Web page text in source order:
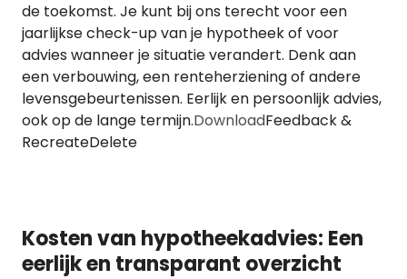
de toekomst. Je kunt bij ons terecht voor een
jaarlijkse check-up van je hypotheek of voor
advies wanneer je situatie verandert. Denk aan
een verbouwing, een renteherziening of andere
levensgebeurtenissen. Eerlijk en persoonlijk advies,
ook op de lange termijn.DownloadFeedback &
RecreateDelete
Kosten van hypotheekadvies: Een
eerlijk en transparant overzicht